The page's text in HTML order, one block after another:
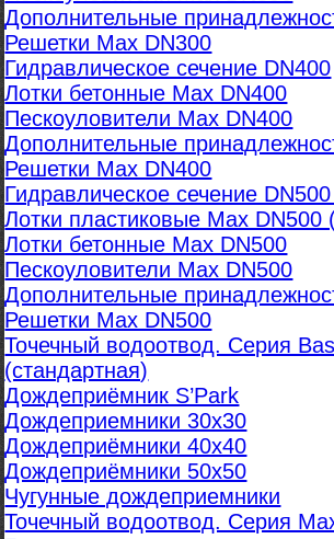
Дополнительные
Решетки Max DN300
Гидравлическое сечение DN400
Лотки бетонные Max DN400
Пескоуловители Max DN400
Дополнительные
Решетки Max DN400
Гидравлическое сечение
Лотки пластиковые Max DN500
Лотки бетонные Max DN500
Пескоуловители Max DN500
Дополнительные
Решетки Max DN500
Точечный водоотвод. Серия
(стандартная)
Дождеприёмник S’Park
Дождеприемники 30х30
Дождеприёмники 40х40
Дождеприёмники 50х50
Чугунные дождеприемники
Точечный водоотвод. Серия